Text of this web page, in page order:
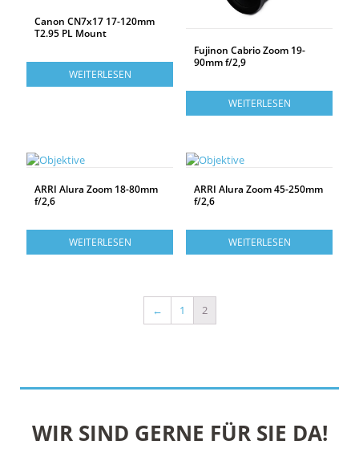
Canon CN7x17 17-120mm
T2.95 PL Mount
WEITERLESEN
Fujinon Cabrio Zoom 19-
90mm f/2,9
WEITERLESEN
ARRI Alura Zoom 18-80mm
f/2,6
WEITERLESEN
ARRI Alura Zoom 45-250mm
f/2,6
WEITERLESEN
← 1 2
WIR SIND GERNE FÜR SIE DA!